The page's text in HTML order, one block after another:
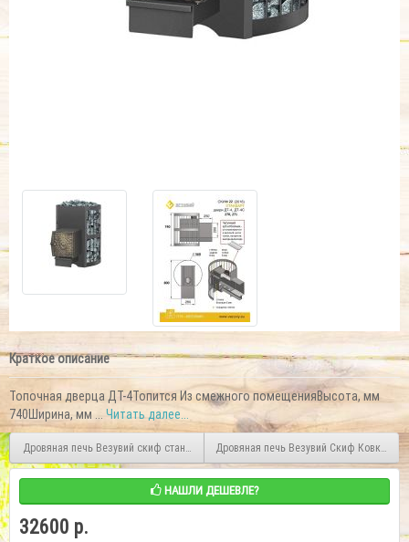
Краткое описание
Топочная дверца ДТ-4Топится Из смежного помещенияВысота, мм
740Ширина, мм ... Читать далее...
Дровяная печь Везувий скиф стандарт 22 (ДТ-4) Б/ВДровяная печь Везувий Скиф Ковка 16
НАШЛИ ДЕШЕВЛЕ?
32600 р.